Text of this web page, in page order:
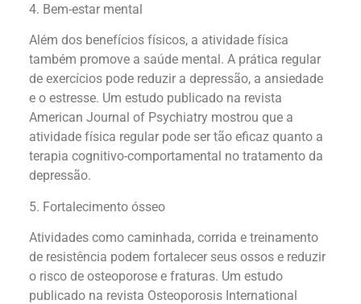
4. Bem-estar mental
Além dos benefícios físicos, a atividade física
também promove a saúde mental. A prática regular
de exercícios pode reduzir a depressão, a ansiedade
e o estresse. Um estudo publicado na revista
American Journal of Psychiatry mostrou que a
atividade física regular pode ser tão eficaz quanto a
terapia cognitivo-comportamental no tratamento da
depressão.
5. Fortalecimento ósseo
Atividades como caminhada, corrida e treinamento
de resistência podem fortalecer seus ossos e reduzir
o risco de osteoporose e fraturas. Um estudo
publicado na revista Osteoporosis International